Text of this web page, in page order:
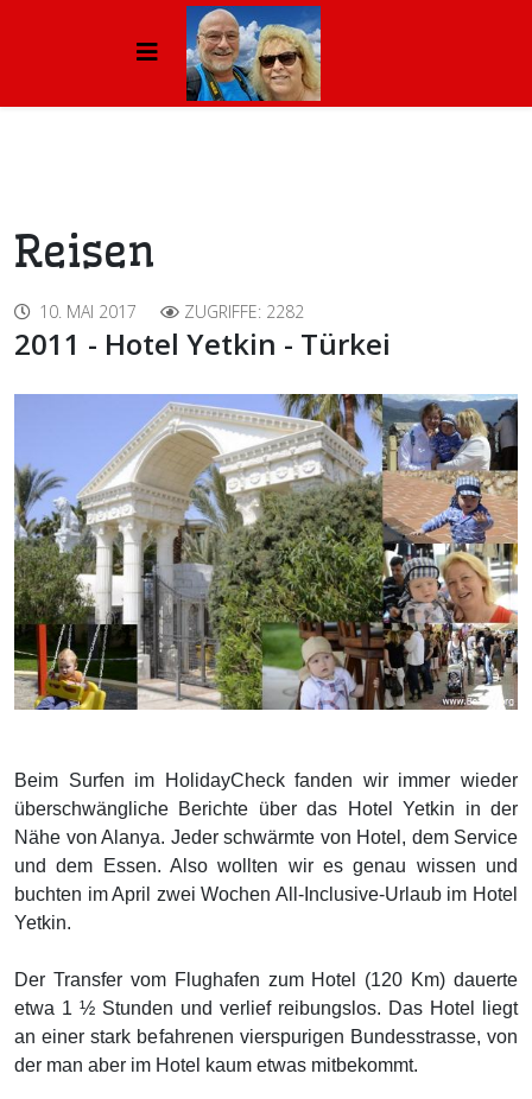
Reisen
10. MAI 2017 ZUGRIFFE: 2282
2011 - Hotel Yetkin - Türkei
Beim Surfen im HolidayCheck fanden wir immer wieder
überschwängliche Berichte über das Hotel Yetkin in der
Nähe von Alanya. Jeder schwärmte von Hotel, dem Service
und dem Essen. Also wollten wir es genau wissen und
buchten im April zwei Wochen All-Inclusive-Urlaub im Hotel
Yetkin.
Der Transfer vom Flughafen zum Hotel (120 Km) dauerte
etwa 1 ½ Stunden und verlief reibungslos. Das Hotel liegt
an einer stark befahrenen vierspurigen Bundesstrasse, von
der man aber im Hotel kaum etwas mitbekommt.